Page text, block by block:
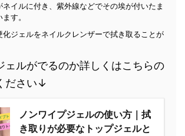
イルに付き、紫外線などでその埃が付いたま
す。
化ジェルをネイルクレンザーで拭き取ることが
ェルがでるのか詳しくはこちらの
ださい↓
ノンワイプジェルの使い方｜拭
き取りが必要なトップジェルと